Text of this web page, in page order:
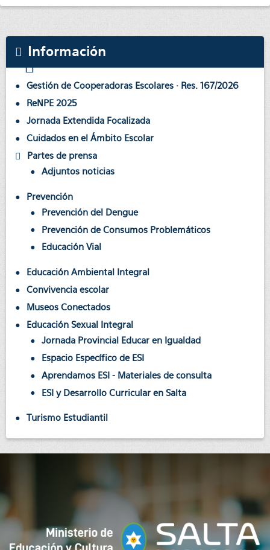
Información
Gestión de Cooperadoras Escolares · Res. 167/2026
ReNPE 2025
Jornada Extendida Focalizada
Cuidados en el Ámbito Escolar
Partes de prensa
Adjuntos noticias
Prevención
Prevención del Dengue
Prevención de Consumos Problemáticos
Educación Vial
Educación Ambiental Integral
Convivencia escolar
Museos Conectados
Educación Sexual Integral
Jornada Provincial Educar en Igualdad
Espacio Específico de ESI
Aprendamos ESI - Materiales de consulta
ESI y Desarrollo Curricular en Salta
Turismo Estudiantil